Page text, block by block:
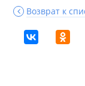
Возврат к